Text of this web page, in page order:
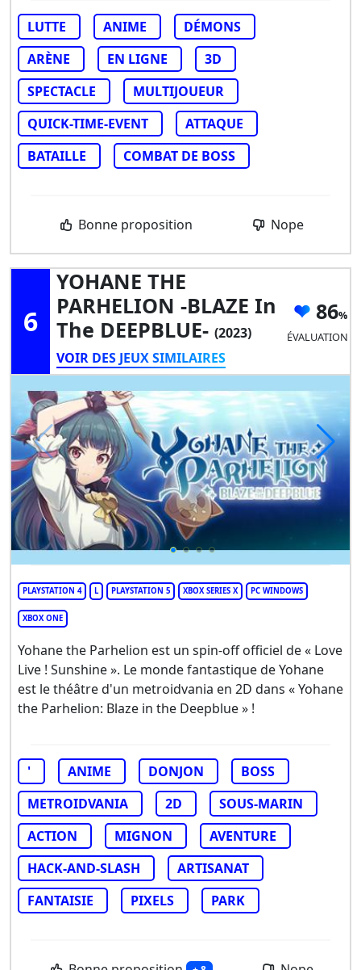
LUTTE ANIME
DÉMONS
ARÈNE
EN LIGNE
3D
SPECTACLE
MULTIJOUEUR
QUICK-TIME-EVENT
ATTAQUE
BATAILLE
COMBAT DE BOSS
Bonne proposition Nope
6
YOHANE THE
PARHELION -BLAZE In
The DEEPBLUE- (2023)
VOIR DES JEUX SIMILAIRES
86
ÉVALUATION
PLAYSTATION 4 L PLAYSTATION 5 XBOX SERIES X PC WINDOWS
XBOX ONE
Yohane the Parhelion est un spin-off officiel de « Love
Live ! Sunshine ». Le monde fantastique de Yohane
est le théâtre d'un metroidvania en 2D dans « Yohane
the Parhelion: Blaze in the Deepblue » !
' ANIME DONJON
BOSS
METROIDVANIA
2D
SOUS-MARIN
ACTION
MIGNON
AVENTURE
HACK-AND-SLASH
ARTISANAT
FANTAISIE
PIXELS PARK